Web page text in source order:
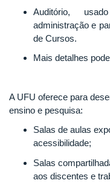
Auditório,
administração e
de Cursos.
Mais detalhes
A UFU oferece para
ensino e pesquisa:
Salas de aulas
acessibilidade;
Salas
aos discentes e